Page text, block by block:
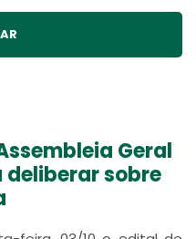
Geral
sobre